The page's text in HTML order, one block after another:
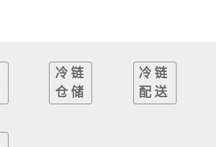
冷链
仓储
冷链
配送